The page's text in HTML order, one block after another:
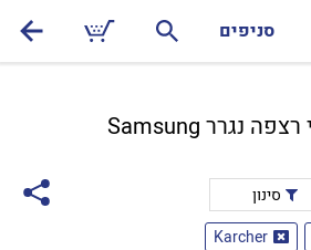
סניפים
שואבי אבק ושוטפי רצפה נגרר Samsung
סינון
Karcher